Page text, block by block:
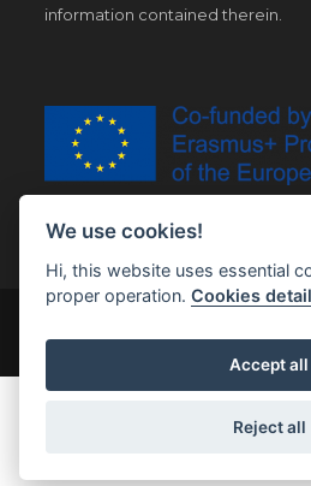
information contained therein.
We use cookies!
Hi, this website uses essential
proper operation.Cookies detail
Accept all
Reject all